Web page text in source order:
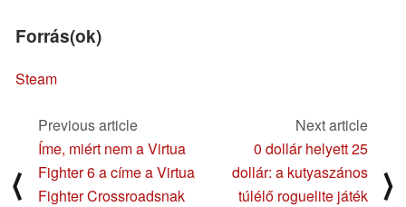
Forrás(ok)
Steam
⟨
Previous article
Íme, miért nem a Virtua
Fighter 6 a címe a Virtua
Fighter Crossroadsnak
Next article
0 dollár helyett 25
dollár: a kutyaszános
túlélő roguelite játék
⟩